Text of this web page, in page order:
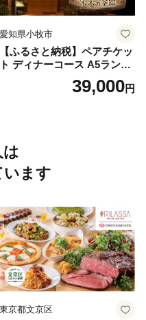
愛知県小牧市
【ふるさと納税】ペアチケッ
ト ディナーコース A5ランク
飛騨牛 コース 記念日 お誕生
日 特別な日 完全個室 ノンア
県 小牧市 送料無料
39,000円
は
います
東京都文京区